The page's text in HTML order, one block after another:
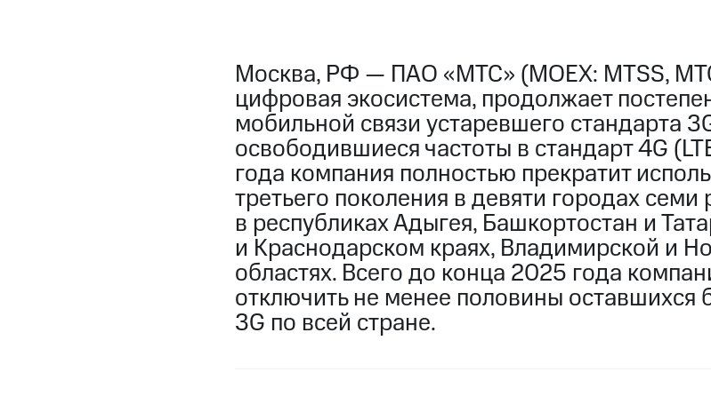
Москва, РФ — ПАО «МТС» (MOEX: MTSS,
цифровая экосистема, продолжает
мобильной связи устаревшего стандарта
освободившиеся частоты в стандарт 4G
года компания полностью прекратит
третьего поколения в девяти городах
в республиках Адыгея, Башкортостан и
и Краснодарском краях, Владимирской и
областях. Всего до конца 2025 года
отключить не менее половины оставшихся
3G по всей стране.